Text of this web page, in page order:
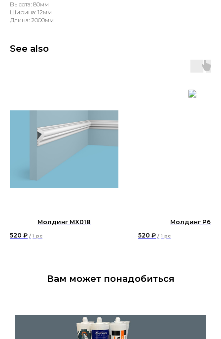
Высота: 80мм
Ширина: 12мм
Длина: 2000мм
See also
Молдинг MX018
520 ₽ / 1 pc
Молдинг P66
520 ₽ / 1 pc
Вам может понадобиться